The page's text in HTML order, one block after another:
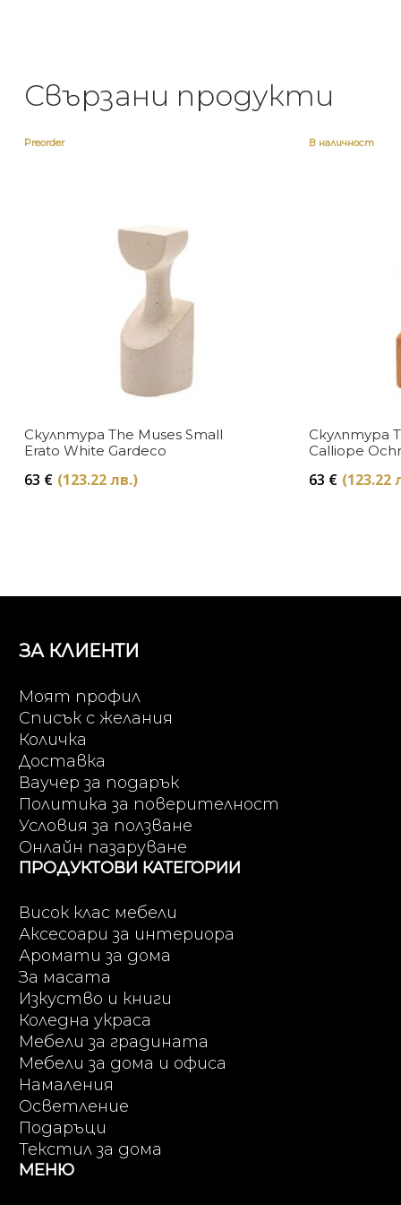
Свързани продукти
Preorder
Скулптура The Muses Small
Erato White Gardeco
63 € (123.22 лв.)
В наличност
Скулптура
Calliope
63 € (123.22
ЗА КЛИЕНТИ
Моят профил
Списък с желания
Количка
Доставка
Ваучер за подарък
Политика за поверителност
Условия за ползване
Онлайн пазаруване
ПРОДУКТОВИ КАТЕГОРИИ
Висок клас мебели
Аксесоари за интериора
Аромати за дома
За масата
Изкуство и книги
Коледна украса
Мебели за градината
Мебели за дома и офиса
Намаления
Осветление
Подаръци
Текстил за дома
МЕНЮ